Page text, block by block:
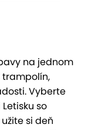
na jednom
trampolín,
Vyberte
so
si deň